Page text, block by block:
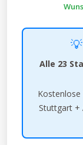
Alle 23
Kostenlose
Stuttgart +